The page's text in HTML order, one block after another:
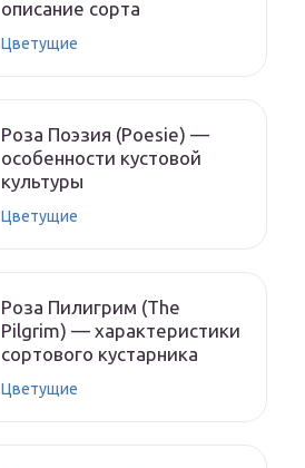
описание сорта
Цветущие
Роза Поэзия (Poesie) —
особенности кустовой
культуры
Цветущие
Роза Пилигрим (The
Pilgrim) — характеристики
сортового кустарника
Цветущие